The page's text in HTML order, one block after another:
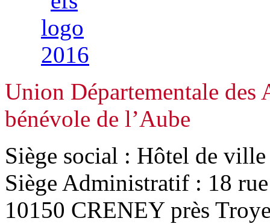
Union Départementale des
bénévole de l’Aube
Siège social : Hôtel de
Siège Administratif : 18 rue
10150 CRENEY près